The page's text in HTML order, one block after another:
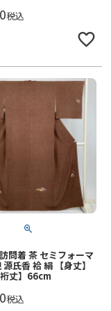
税込
訪問着 茶 セミフォーマ
氏香 袷 絹 【身丈】
丈】66cm
税込